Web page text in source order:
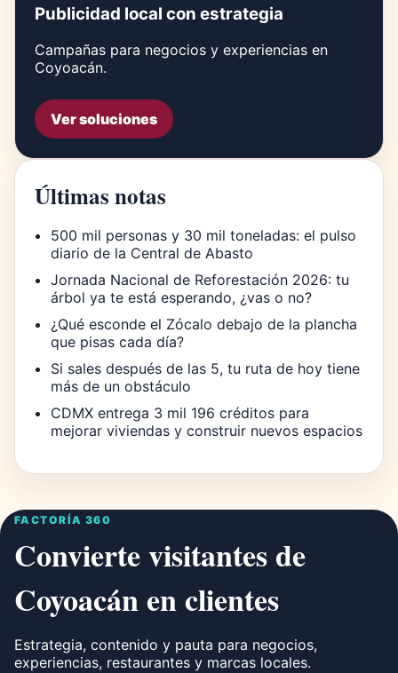
Publicidad local con estrategia
Campañas para negocios y experiencias en
Coyoacán.
Ver soluciones
Últimas notas
500 mil personas y 30 mil toneladas: el pulso
diario de la Central de Abasto
Jornada Nacional de Reforestación 2026: tu
árbol ya te está esperando, ¿vas o no?
¿Qué esconde el Zócalo debajo de la plancha
que pisas cada día?
Si sales después de las 5, tu ruta de hoy tiene
más de un obstáculo
CDMX entrega 3 mil 196 créditos para
mejorar viviendas y construir nuevos espacios
FACTORÍA 360
Convierte visitantes de
Coyoacán en clientes
Estrategia, contenido y pauta para negocios,
experiencias, restaurantes y marcas locales.